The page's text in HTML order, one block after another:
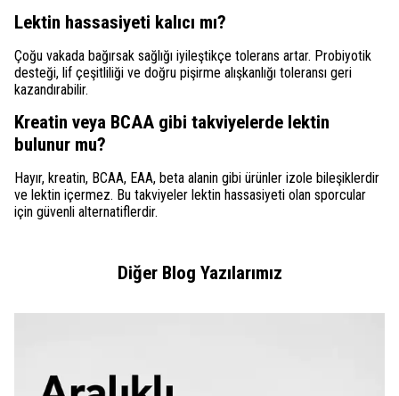
Lektin hassasiyeti kalıcı mı?
Çoğu vakada bağırsak sağlığı iyileştikçe tolerans artar. Probiyotik
desteği, lif çeşitliliği ve doğru pişirme alışkanlığı toleransı geri
kazandırabilir.
Kreatin veya BCAA gibi takviyelerde lektin
bulunur mu?
Hayır, kreatin, BCAA, EAA, beta alanin gibi ürünler izole bileşiklerdir
ve lektin içermez. Bu takviyeler lektin hassasiyeti olan sporcular
için güvenli alternatiflerdir.
Diğer Blog Yazılarımız